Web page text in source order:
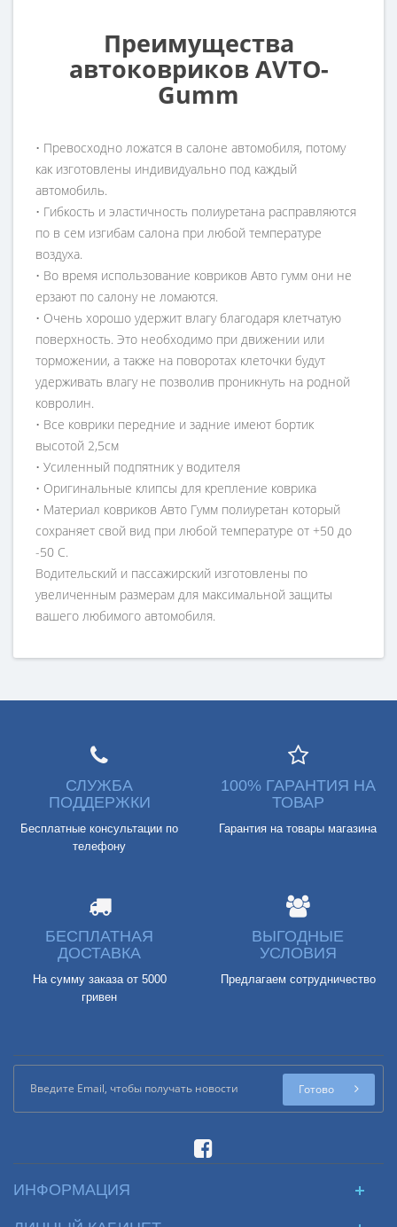
Преимущества
автоковриков AVTO-
Gumm
• Превосходно ложатся в салоне автомобиля, потому
как изготовлены индивидуально под каждый
автомобиль.
• Гибкость и эластичность полиуретана расправляются
по в сем изгибам салона при любой температуре
воздуха.
• Во время использование ковриков Авто гумм они не
ерзают по салону не ломаются.
• Очень хорошо удержит влагу благодаря клетчатую
поверхность. Это необходимо при движении или
торможении, а также на поворотах клеточки будут
удерживать влагу не позволив проникнуть на родной
ковролин.
• Все коврики передние и задние имеют бортик
высотой 2,5см
• Усиленный подпятник у водителя
• Оригинальные клипсы для крепление коврика
• Материал ковриков Авто Гумм полиуретан который
сохраняет свой вид при любой температуре от +50 до
-50 С.
Водительский и пассажирский изготовлены по
увеличенным размерам для максимальной защиты
вашего любимого автомобиля.
СЛУЖБА
ПОДДЕРЖКИ
Бесплатные консультации по
телефону
100% ГАРАНТИЯ НА
ТОВАР
Гарантия на товары магазина
БЕСПЛАТНАЯ
ДОСТАВКА
На сумму заказа от 5000
гривен
ВЫГОДНЫЕ
УСЛОВИЯ
Предлагаем сотрудничество
Готово
ИНФОРМАЦИЯ